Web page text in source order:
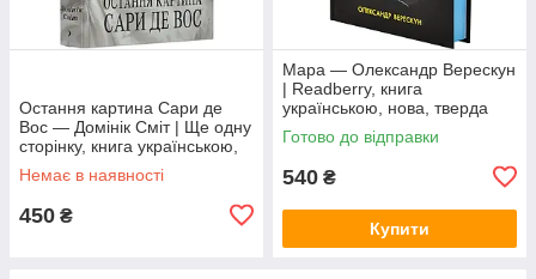
Остання картина Сари де
Вос — Домінік Сміт | Ще одну
сторінку, книга українською,
нова, тверда
Немає в наявності
450 ₴
Мара — Олександр Верескун
| Readberry, книга
українською, нова, тверда
Готово до відправки
540 ₴
Купити